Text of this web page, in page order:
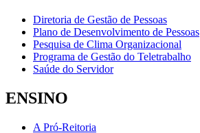
Diretoria de Gestão de Pessoas
Plano de Desenvolvimento de Pessoas
Pesquisa de Clima Organizacional
Programa de Gestão do Teletrabalho
Saúde do Servidor
ENSINO
A Pró-Reitoria